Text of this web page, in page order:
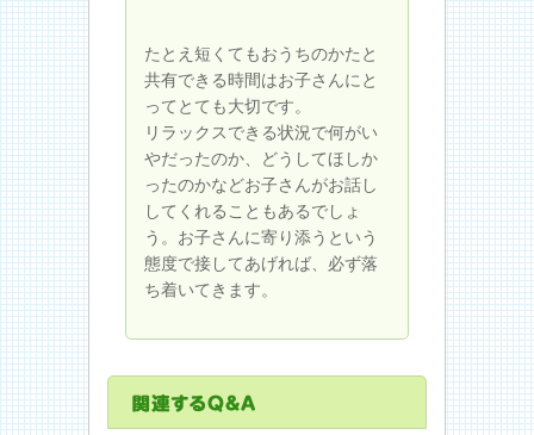
たとえ短くてもおうちのかたと
共有できる時間はお子さんにと
ってとても大切です。
リラックスできる状況で何がい
やだったのか、どうしてほしか
ったのかなどお子さんがお話し
してくれることもあるでしょ
う。お子さんに寄り添うという
態度で接してあげれば、必ず落
ち着いてきます。